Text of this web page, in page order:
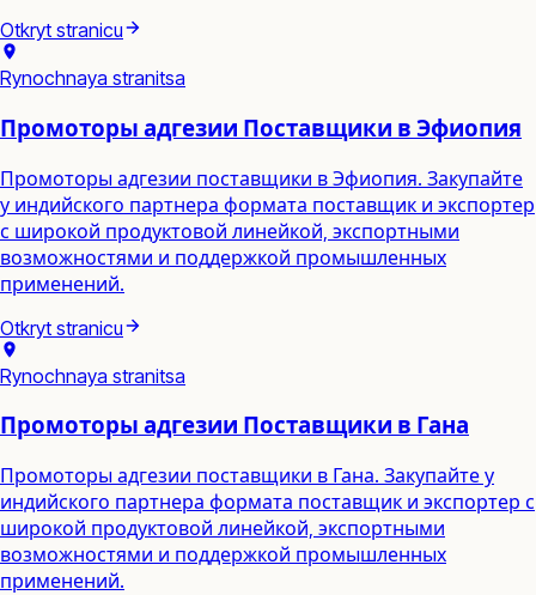
Otkryt stranicu
Rynochnaya stranitsa
Промоторы адгезии Поставщики в Эфиопия
Промоторы адгезии поставщики в Эфиопия. Закупайте
у индийского партнера формата поставщик и экспортер
с широкой продуктовой линейкой, экспортными
возможностями и поддержкой промышленных
применений.
Otkryt stranicu
Rynochnaya stranitsa
Промоторы адгезии Поставщики в Гана
Промоторы адгезии поставщики в Гана. Закупайте у
индийского партнера формата поставщик и экспортер с
широкой продуктовой линейкой, экспортными
возможностями и поддержкой промышленных
применений.